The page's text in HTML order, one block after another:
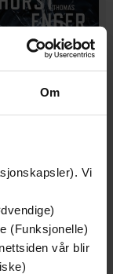
Om
Vi
(Funksjonelle)
vår blir
129,-
Utskudd
Jørn Lier Horst
EBOK